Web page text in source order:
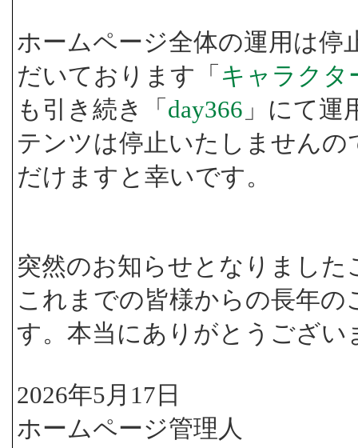
ホームページ全体の運用は停
だいております「 キャラクタ
も引き続き「 day366 」にて
テンツは停止いたしません
だけますと幸いです。
突然のお知らせとなりまし
これまでの皆様からの長年
す。本当にありがとうござい
2026年5月17日
ホームページ管理人